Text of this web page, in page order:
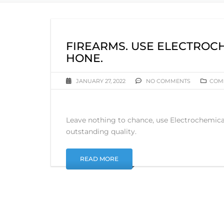
FIREARMS. USE
HONE.
JANUARY 27, 2022 NO COMMENTS
Leave nothing to chance, use
outstanding quality.
READ MORE